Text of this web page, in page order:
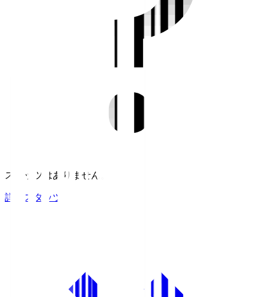
スタッツはありません。
詳細スタッツ